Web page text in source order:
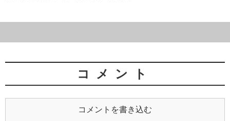
コメント
コメントを書き込む